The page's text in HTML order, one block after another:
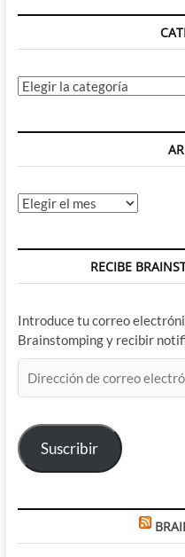
Categorías
Archivos
RECIBE
Introduce tu correo
Brainstomping y recibir
de
electrónico
Suscribir